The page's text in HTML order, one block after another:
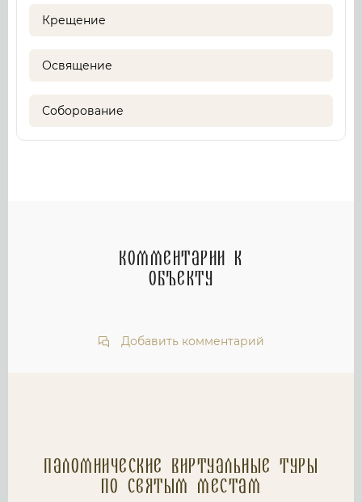
Крещение
Освящение
Соборование
Комментарии к
объекту
Добавить комментарий
Паломнические Виртуальные туры
по святым местам